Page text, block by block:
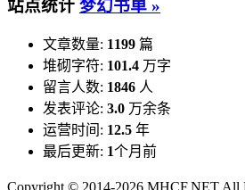
站点统计 梦幻书单 »
文章数量: 1199 篇
堆砌字符: 101.4 万字
留言人数: 1846 人
发表评论: 3.0 万余条
运营时间: 12.5 年
最后更新: 1个月前